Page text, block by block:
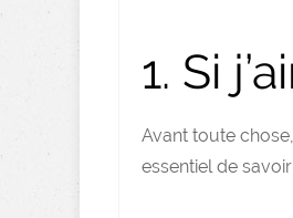
1. Si
Avant toute
essentiel de